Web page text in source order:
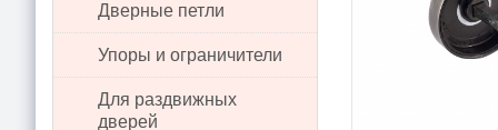
Дверные петли
Упоры и ограничители
Для раздвижных
дверей